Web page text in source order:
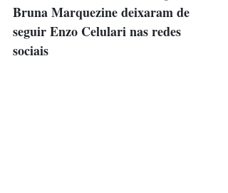
Bruna Marquezine deixaram de
seguir Enzo Celulari nas redes
sociais